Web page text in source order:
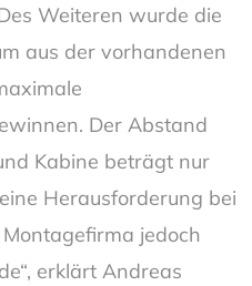
Weiteren wurde die
aus der vorhandenen
Der Abstand
Kabine beträgt nur
Herausforderung bei
jedoch
erklärt Andreas